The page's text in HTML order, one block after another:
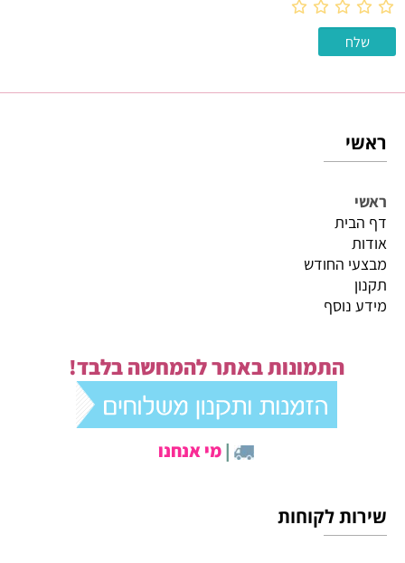
ראשי
ראשי
דף הבית
אודות
מבצעי החודש
תקנון
מידע נוסף
התמונות באתר להמחשה בלבד!
|מי אנחנו
שירות לקוחות